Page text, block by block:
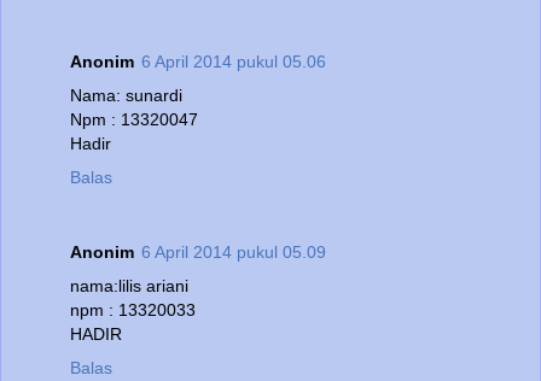
Anonim 6 April 2014 pukul 05.06
Nama: sunardi
Npm : 13320047
Hadir
Balas
Anonim 6 April 2014 pukul 05.09
nama:lilis ariani
npm : 13320033
HADIR
Balas